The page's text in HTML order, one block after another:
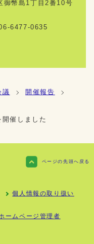
幣島1丁目2番10号
6477-0635
議
開催報告
催しました
ページの先頭へ戻る
個人情報の取り扱い
ームページ管理者